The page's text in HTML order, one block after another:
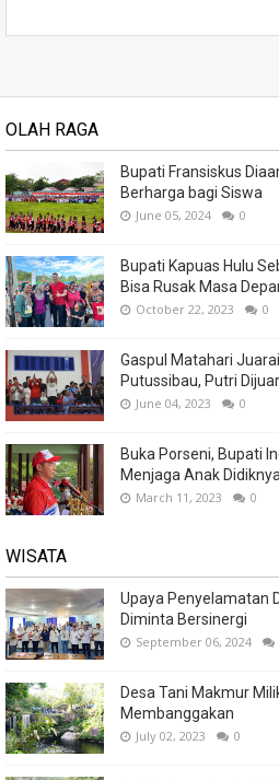
OLAH RAGA
Bupati Fransiskus
Berharga bagi Siswa
June 05, 2024 0
Bupati Kapuas Hulu
Bisa Rusak Masa
October 22, 2023 0
Gaspul Matahari
Putussibau, Putri
June 04, 2023 0
Buka Porseni, Bupati
Menjaga Anak
March 11, 2023 0
WISATA
Upaya Penyelamatan
Diminta Bersinergi
September 06, 2024
Desa Tani Makmur
Membanggakan
July 02, 2023 0